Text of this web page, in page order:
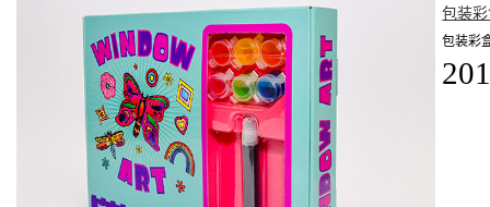
包装
包装彩